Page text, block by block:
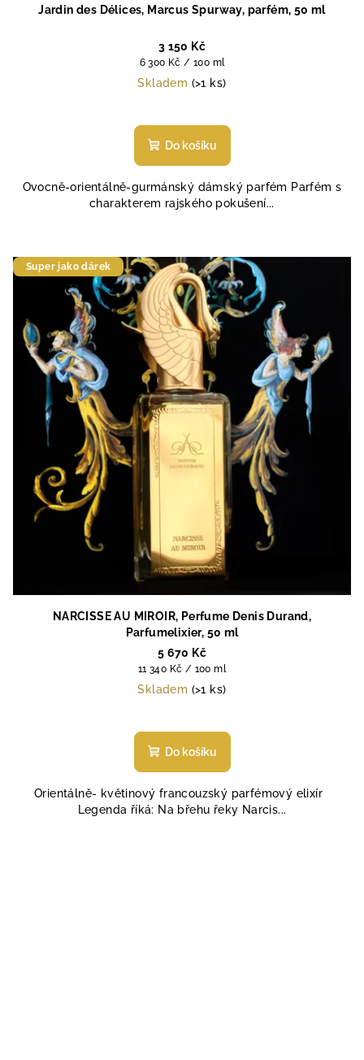
Jardin des Délices, Marcus Spurway, parfém, 50 ml
3 150 Kč
Měrná
cena:
6 300 Kč / 100 ml
Skladem (>1 ks)
hodnocení
produktu
z
5
Do košíku
Ovocně-orientálně-gurmánský dámský parfém Parfém s
charakterem rajského pokušení...
Super jako dárek
NARCISSE AU MIROIR, Perfume Denis Durand,
Parfumelixier, 50 ml
5 670 Kč
Měrná
cena:
11 340 Kč / 100 ml
Skladem (>1 ks)
hodnocení
produktu
z
5
Do košíku
Orientálně- květinový francouzský parfémový elixír
Legenda říká: Na břehu řeky Narcis...